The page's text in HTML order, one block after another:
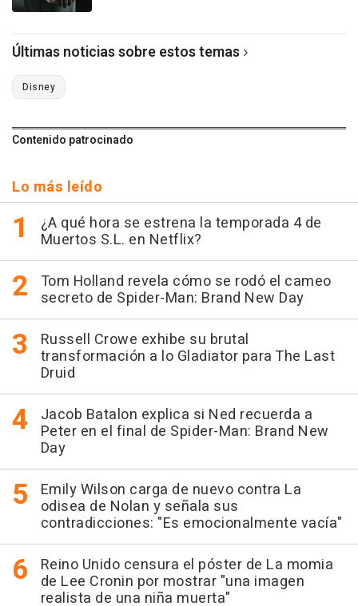
Últimas noticias sobre estos temas
Disney
Contenido patrocinado
Lo más leído
¿A qué hora se estrena la temporada 4 de
Muertos S.L. en Netflix?
Tom Holland revela cómo se rodó el cameo
secreto de Spider-Man: Brand New Day
Russell Crowe exhibe su brutal
transformación a lo Gladiator para The Last
Druid
Jacob Batalon explica si Ned recuerda a
Peter en el final de Spider-Man: Brand New
Day
Emily Wilson carga de nuevo contra La
odisea de Nolan y señala sus
contradicciones: "Es emocionalmente vacía"
Reino Unido censura el póster de La momia
de Lee Cronin por mostrar "una imagen
realista de una niña muerta"